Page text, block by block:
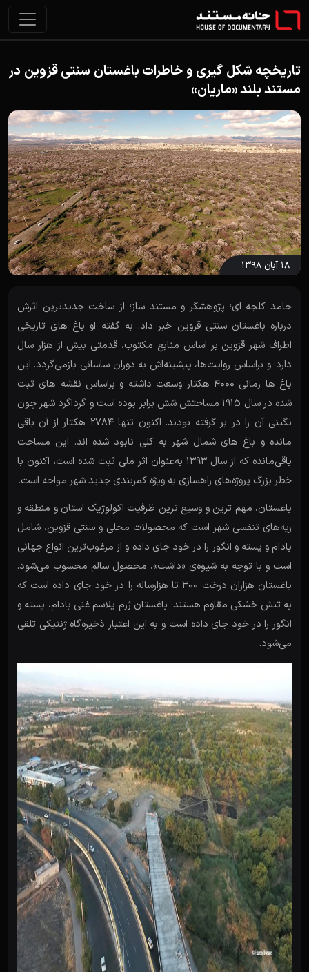
تاریخچه شکل گیری و خاطرات باغستان سنتی قزوین در
مستند بلند «ماریان»
۱۸ آبان ۱۳۹۸
حامد کلجه ای؛ پژوهشگر و مستند ساز؛ از ساخت جدیدترین اثرش
درباره باغستان سنتی قزوین خبر داد. به گفته او باغ های تاریخی
اطراف شهر قزوین بر اساس منابع مکتوب، قدمتی بیش از هزار سال
دارد؛ و براساس روایت‌ها، پیشینه‌اش به دوران ساسانی بازمی‌گردد. این
باغ ها زمانی 4000 هکتار وسعت داشته و براساس نقشه های ثبت
شده در سال 1915 مساحتش شش برابر بوده است و گرداگرد شهر چون
نگینی آن را در بر گرفته بودند. اکنون تنها ۲۷۸۴ هکتار از آن باقی
مانده و باغ های شمال شهر به کلی نابود شده اند. این مساحت
باقی‌مانده که از سال ۱۳۹۳ به‌عنوان اثر ملی ثبت شده است، اکنون با
خطر بزرگ پروژه‌های راهسازی به ویژه کمربندی جدید شهر مواجه است.
باغستان، مهم ترین و وسیع ترین ظرفیت اکولوژیک استان و منطقه و
ریه‌های تنفسی شهر است که محصولات محلی و سنتی قزوین، شامل
بادام و پسته و انگور را در خود جای داده و از مرغوب‌ترین انواع جهانی
است و با توجه به شیوه‌ی «داشت»، محصول سالم محسوب می‌شود.
باغستان هزاران درخت 300 تا هزارساله را در خود جای داده است که
به تنش خشکی مقاوم هستند؛ باغستان ژرم‌ پلاسم غنی بادام، پسته و
انگور را در خود جای داده است و به این اعتبار ذخیره‌گاه ژنتیکی تلقی
می‌شود.